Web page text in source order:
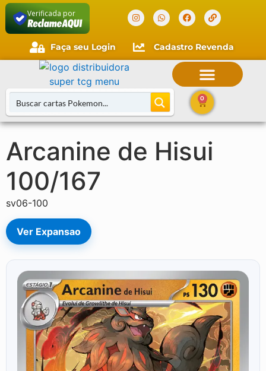
Verificada por
Faça seu Login Cadastro Revenda
0
Arcanine de Hisui
100/167
sv06-100
Ver Expansao
Cliente novo?Comece aqui.